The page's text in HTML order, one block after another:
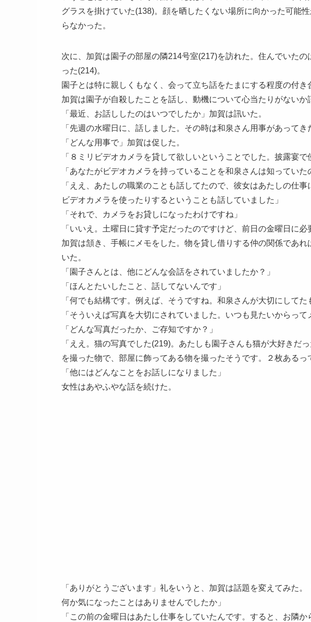
グラスを掛けていた(138)。顔を晒したくない場所に向かった可能
らなかった。
次に、加賀は園子の部屋の隣214号室(217)を訪れた。住んでいた
った(214)。
園子とは特に親しくもなく、会って立ち話をたまにする程度の付き
加賀は園子が自殺したことを話し、動機について心当たりがないか
「最近、お話ししたのはいつでしたか」加賀は訊いた。
「先週の水曜日に、話しました。その時は和泉さん用事があってき
「どんな用事で」加賀は促した。
「８ミリビデオカメラを貸して欲しいということでした。披露宴で
「あなたがビデオカメラを持っていることを和泉さんは知っていた
「ええ、あたしの職業のことも話してたので、彼女はあたしの仕
ビデオカメラを使ったりするということも話していました」
「それで、カメラをお貸しになったわけですね」
「いいえ。土曜日に貸す予定だったのですけど、前日の金曜日に必
加賀は頷き、手帳にメモをした。物を貸し借りする仲の関係であ
いた。
「園子さんとは、他にどんな会話をされていましたか？」
「ほんとたいしたこと、話してないんです」
「何でも結構です。例えば、そうですね。和泉さんが大切にしてた
「そういえば写真を大切にされていました。いつも見たいからって
「どんな写真だったか、ご存知ですか？」
「ええ。猫の写真でした(219)。あたしも園子さんも猫が大好きだ
を撮った物で、部屋に飾ってある物を撮ったそうです。２枚あるっ
「他にはどんなことをお話しになりました」
女性はあやふやな話を続けた。
「ありがとうございます」礼をいうと、加賀は話題を変えてみた
何か気になったことはありませんでしたか」
「この前の金曜日はあたし仕事をしていたんです。すると、お隣